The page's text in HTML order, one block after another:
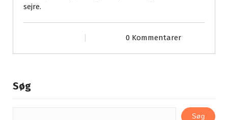
sejre.
0 Kommentarer
Søg
Søg